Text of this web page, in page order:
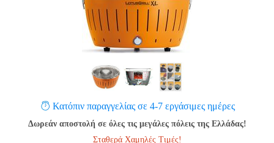
Κατόπιν παραγγελίας σε 4-7 εργάσιμες ημέρες
Δωρεάν αποστολή σε όλες τις μεγάλες πόλεις της Ελλάδας!
Σταθερά Χαμηλές Τιμές!